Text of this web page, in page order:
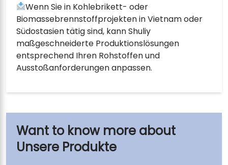
Unsere Produkte
Wenn Sie in Kohlebrikett- oder
Biomassebrennstoffprojekten in Vietnam oder
Südostasien tätig sind, kann Shuliy
maßgeschneiderte Produktionslösungen
entsprechend Ihren Rohstoffen und
Ausstoßanforderungen anpassen.